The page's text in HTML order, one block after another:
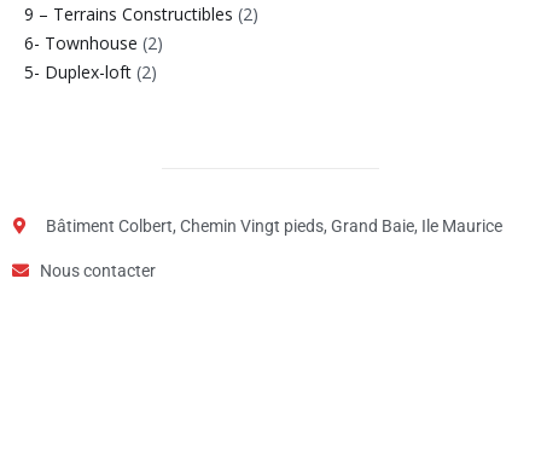
9 – Terrains Constructibles (2)
6- Townhouse (2)
5- Duplex-loft (2)
Bâtiment Colbert, Chemin Vingt pieds, Grand Baie, Ile Maurice
Nous contacter